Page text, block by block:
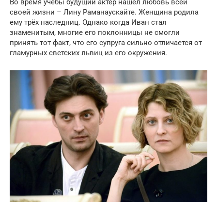
Во время учебы будущий актёр нашел любовь всей
своей жизни – Лину Раманаускайте. Женщина родила
ему трёх наследниц. Однако когда Иван стал
знаменитым, многие его поклонницы не смогли
принять тот факт, что его супруга сильно отличается от
гламурных светских львиц из его окружения.